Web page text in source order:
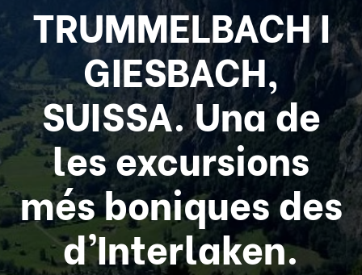
TRUMMELBACH I
GIESBACH,
SUISSA. Una de
les excursions
més boniques des
d’Interlaken.